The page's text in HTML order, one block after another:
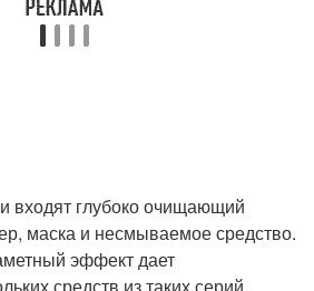
входят глубоко очищающий
маска и несмываемое средство.
эффект дает